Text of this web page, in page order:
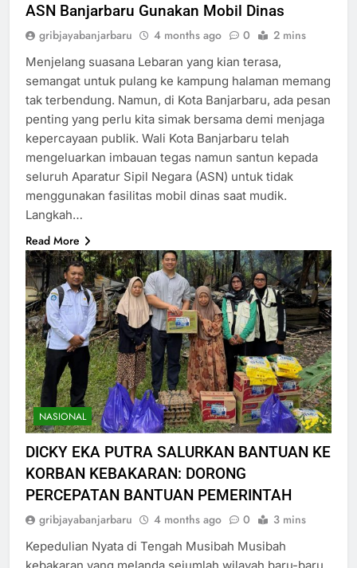
ASN Banjarbaru Gunakan Mobil Dinas
gribjayabanjarbaru 4 months ago 0 2 mins
Menjelang suasana Lebaran yang kian terasa,
semangat untuk pulang ke kampung halaman memang
tak terbendung. Namun, di Kota Banjarbaru, ada pesan
penting yang perlu kita simak bersama demi menjaga
kepercayaan publik. Wali Kota Banjarbaru telah
mengeluarkan imbauan tegas namun santun kepada
seluruh Aparatur Sipil Negara (ASN) untuk tidak
menggunakan fasilitas mobil dinas saat mudik.
Langkah…
Read More
NASIONAL
DICKY EKA PUTRA SALURKAN BANTUAN KE
KORBAN KEBAKARAN: DORONG
PERCEPATAN BANTUAN PEMERINTAH
gribjayabanjarbaru 4 months ago 0 3 mins
Kepedulian Nyata di Tengah Musibah Musibah